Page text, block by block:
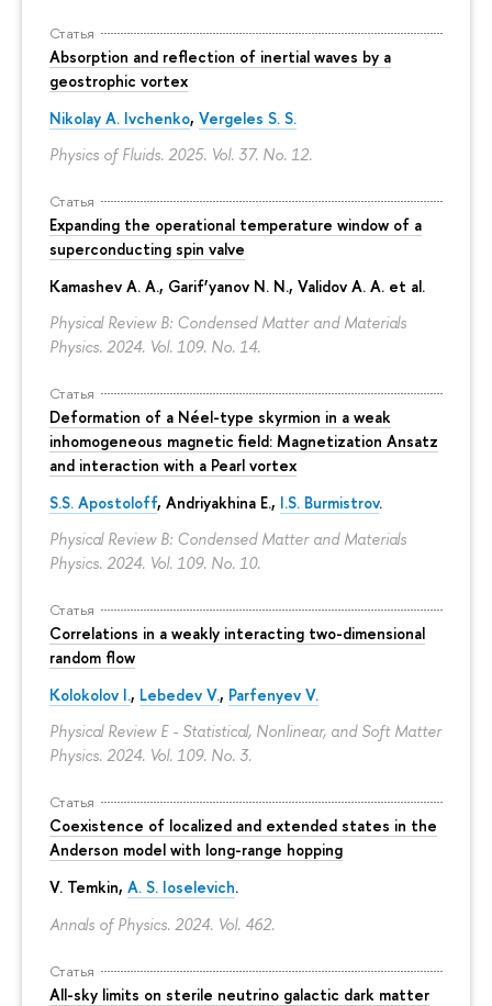
Статья
Absorption and reflection of inertial waves by a
geostrophic vortex
Nikolay A. Ivchenko, Vergeles S. S.
Physics of Fluids. 2025. Vol. 37. No. 12.
Статья
Expanding the operational temperature window of a
superconducting spin valve
Kamashev A. A., Garif’yanov N. N., Validov A. A. et al.
Physical Review B: Condensed Matter and Materials
Physics. 2024. Vol. 109. No. 14.
Статья
Deformation of a Néel-type skyrmion in a weak
inhomogeneous magnetic field: Magnetization Ansatz
and interaction with a Pearl vortex
S.S. Apostoloff, Andriyakhina E., I.S. Burmistrov.
Physical Review B: Condensed Matter and Materials
Physics. 2024. Vol. 109. No. 10.
Статья
Correlations in a weakly interacting two-dimensional
random flow
Kolokolov I., Lebedev V., Parfenyev V.
Physical Review E - Statistical, Nonlinear, and Soft Matter
Physics. 2024. Vol. 109. No. 3.
Статья
Coexistence of localized and extended states in the
Anderson model with long-range hopping
V. Temkin, A. S. Ioselevich.
Annals of Physics. 2024. Vol. 462.
Статья
All-sky limits on sterile neutrino galactic dark matter